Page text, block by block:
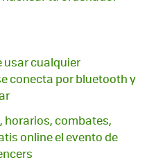
usar cualquier
conecta por bluetooth y
horarios, combates,
online el evento de